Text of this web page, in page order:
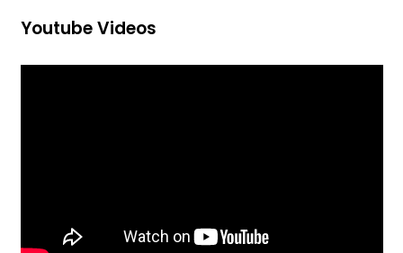
Youtube Videos